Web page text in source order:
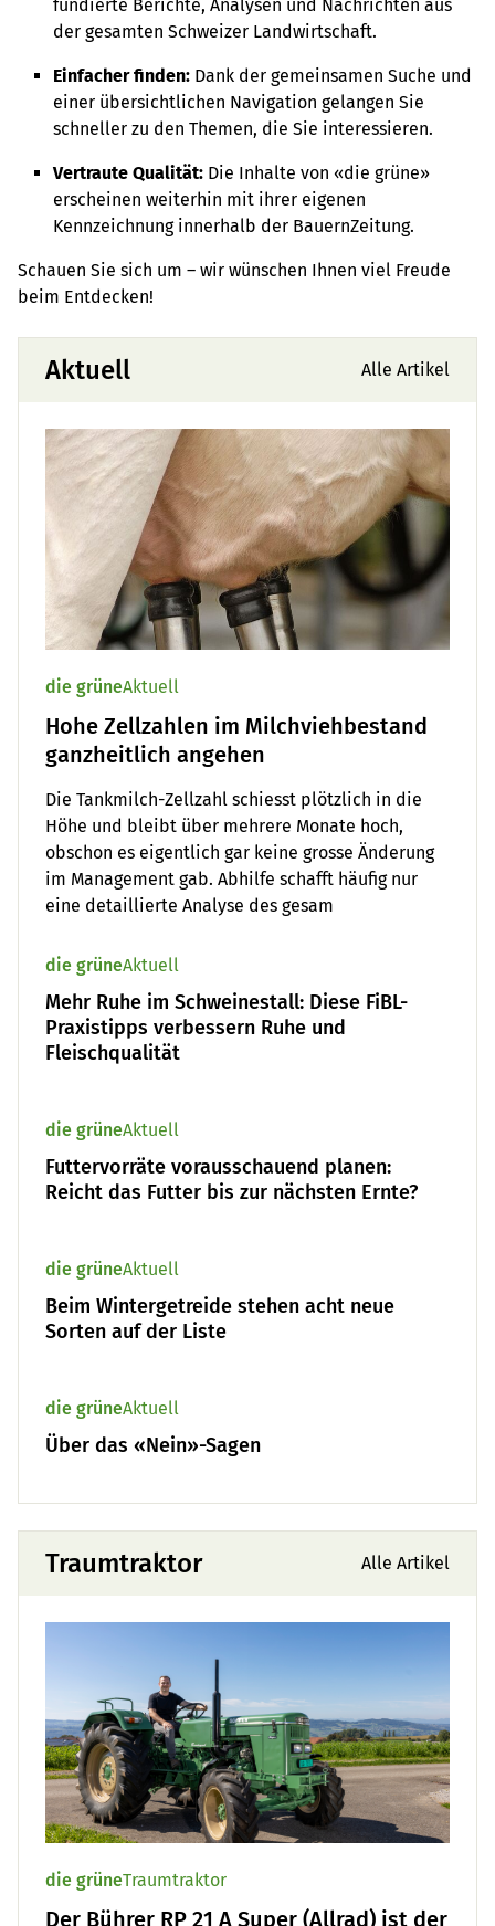
fundierte Berichte, Analysen und Nachrichten aus
der gesamten Schweizer Landwirtschaft.
Einfacher finden: Dank der gemeinsamen Suche und
einer übersichtlichen Navigation gelangen Sie
schneller zu den Themen, die Sie interessieren.
Vertraute Qualität: Die Inhalte von «die grüne»
erscheinen weiterhin mit ihrer eigenen
Kennzeichnung innerhalb der BauernZeitung.
Schauen Sie sich um – wir wünschen Ihnen viel Freude
beim Entdecken!
Aktuell Alle Artikel
die grüneAktuell
Hohe Zellzahlen im Milchviehbestand
ganzheitlich angehen
Die Tankmilch-Zellzahl schiesst plötzlich in die
Höhe und bleibt über mehrere Monate hoch,
obschon es eigentlich gar keine grosse Änderung
im Management gab. Abhilfe schafft häufig nur
eine detaillierte Analyse des gesam
die grüneAktuell
Mehr Ruhe im Schweinestall: Diese FiBL-
Praxistipps verbessern Ruhe und
Fleischqualität
die grüneAktuell
Futtervorräte vorausschauend planen:
Reicht das Futter bis zur nächsten Ernte?
die grüneAktuell
Beim Wintergetreide stehen acht neue
Sorten auf der Liste
die grüneAktuell
Über das «Nein»-Sagen
Traumtraktor Alle Artikel
die grüneTraumtraktor
Der Bührer RP 21 A Super (Allrad) ist der